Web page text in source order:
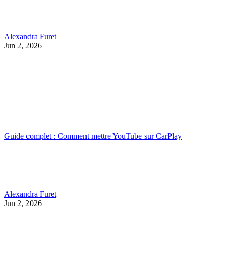
Alexandra Furet
Jun 2, 2026
Guide complet : Comment mettre YouTube sur CarPlay
Alexandra Furet
Jun 2, 2026